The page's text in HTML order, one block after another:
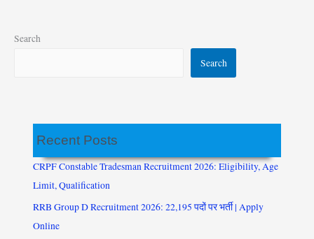
Search
Search
Recent Posts
CRPF Constable Tradesman Recruitment 2026: Eligibility, Age
Limit, Qualification
RRB Group D Recruitment 2026: 22,195 पदों पर भर्ती | Apply
Online